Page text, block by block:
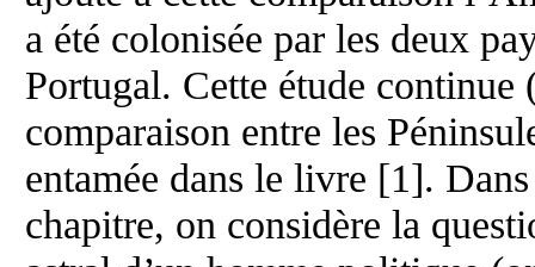
a été colonisée par les deux
Portugal. Cette étude continue
comparaison entre les
entamée dans le livre [1].
chapitre, on considère la